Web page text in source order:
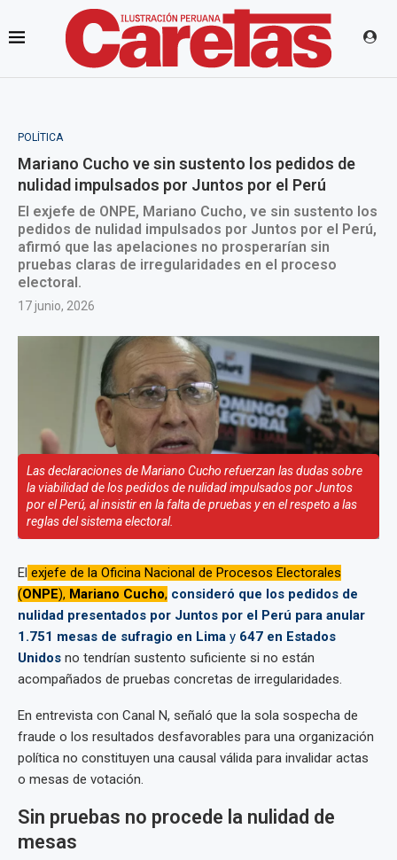
POLÍTICA
Mariano Cucho ve sin sustento los pedidos de
nulidad impulsados por Juntos por el Perú
El exjefe de ONPE, Mariano Cucho, ve sin sustento los
pedidos de nulidad impulsados por Juntos por el Perú,
afirmó que las apelaciones no prosperarían sin
pruebas claras de irregularidades en el proceso
electoral.
17 junio, 2026
Las declaraciones de Mariano Cucho refuerzan las dudas sobre
la viabilidad de los pedidos de nulidad impulsados por Juntos
por el Perú, al insistir en la falta de pruebas y en el respeto a las
reglas del sistema electoral.
El exjefe de la Oficina Nacional de Procesos Electorales
(ONPE), Mariano Cucho, consideró que los pedidos de
nulidad presentados por Juntos por el Perú para anular
1.751 mesas de sufragio en Lima y 647 en Estados
Unidos no tendrían sustento suficiente si no están
acompañados de pruebas concretas de irregularidades.
En entrevista con Canal N, señaló que la sola sospecha de
fraude o los resultados desfavorables para una organización
política no constituyen una causal válida para invalidar actas
o mesas de votación.
Sin pruebas no procede la nulidad de
mesas